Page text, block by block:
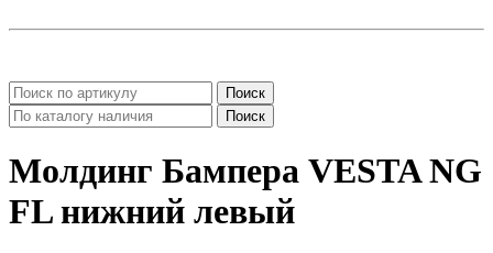
Поиск
Поиск
Молдинг Бампера VESTA NG
FL нижний левый